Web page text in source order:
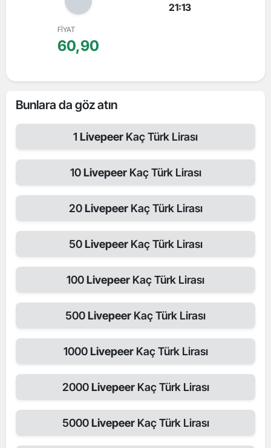
21:13
FİYAT
60,90
Bunlara da göz atın
1 Livepeer Kaç Türk Lirası
10Livepeer Kaç Türk Lirası
20Livepeer Kaç Türk Lirası
50Livepeer Kaç Türk Lirası
100Livepeer Kaç Türk Lirası
500Livepeer Kaç Türk Lirası
1000Livepeer Kaç Türk Lirası
2000Livepeer Kaç Türk Lirası
5000Livepeer Kaç Türk Lirası